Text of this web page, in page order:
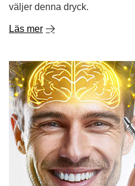
väljer denna dryck.
Läs mer